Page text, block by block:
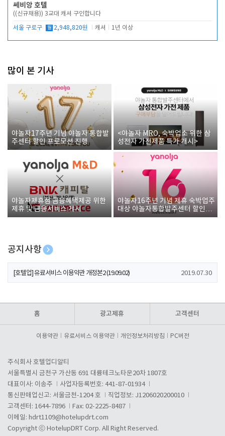
쎄비앙 호텔
((신규채용)) 3교대 캐셔 구인합니다
서울 구로구 월 2,948,820원 캐셔 1년 이상
많이 본 기사
야놀자17주년 기념 야놀자 통합발
주센터 할인 프로모션 진행
<야놀자 MRO, 숙박업소 위한 삼
성전자 가전제품 특가 개시>
야놀자제휴점 금융혜택제공 위한
제휴 및 금융서비스 게시
야놀자16주년 기념 제휴 숙박업주
대상 야놀자통합발주센터 할인쿠
폰 증정
공지사항
[호텔업] 개인정보 처리방침 개정본1 (19.09.02)
[호텔업] 유료서비스 이용약관 개정본2 (19.09.02) 2019.07.30
홈 광고제휴 고객센터
이용약관 유료서비스 이용약관 개인정보처리방침 PC버전
주식회사 호텔업디알티
서울특별시 금천구 가산동 691 대륭테크노타운20차 1807호
대표이사: 이송주
사업자등록번호: 441-87-01934
통신판매업신고: 서울금천-1204 호
직업정보: J1206020200010
고객센터: 1644-7896
Fax: 02-2225-8487
이메일: hdrt1109@hotelupdrt.com
Copyright ⓒ HotelupDRT Corp. All Right Reserved.